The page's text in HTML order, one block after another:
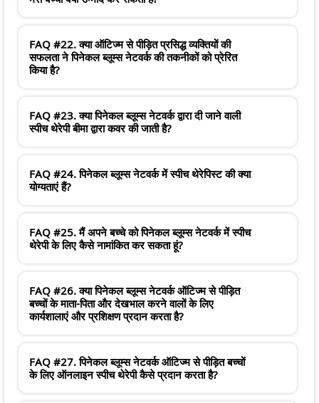
FAQ #22. क्या ऑटिज्म से पीड़ित प्रसिद्ध व्यक्तियों की
सफलता ने पिनेकल ब्लूम्स नेटवर्क की तकनीकों को प्रेरित
किया है?
FAQ #23. क्या पिनेकल ब्लूम्स नेटवर्क द्वारा दी जाने वाली
स्पीच थेरेपी बीमा द्वारा कवर की जाती है?
FAQ #24. पिनेकल ब्लूम्स नेटवर्क में स्पीच थेरेपिस्ट की क्या
योग्यताएं हैं?
FAQ #25. मैं अपने बच्चे को पिनेकल ब्लूम्स नेटवर्क में स्पीच
थेरेपी के लिए कैसे नामांकित कर सकता हूं?
FAQ #26. क्या पिनेकल ब्लूम्स नेटवर्क ऑटिज्म से पीड़ित
बच्चों के माता-पिता और देखभाल करने वालों के लिए
कार्यशालाएं और प्रशिक्षण प्रदान करता है?
FAQ #27. पिनेकल ब्लूम्स नेटवर्क ऑटिज्म से पीड़ित बच्चों
के लिए ऑनलाइन स्पीच थेरेपी कैसे प्रदान करता है?